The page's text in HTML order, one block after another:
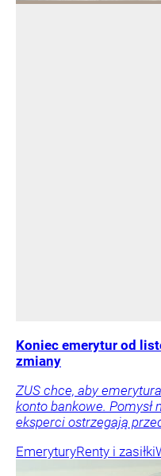
Koniec emerytur od
zmiany
ZUS chce, aby
konto bankowe. Pomysł
eksperci ostrzegają
EmeryturyRenty i zasiłki